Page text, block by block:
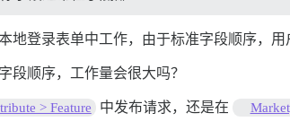
地登录表单中工作，由于标准字段顺序，用
段顺序，工作量会很大吗？
> Feature 中发布请求，还是在